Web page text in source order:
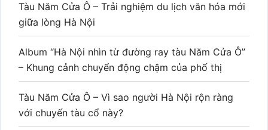
Tàu Năm Cửa Ô – Trải nghiệm du lịch văn hóa mới
giữa lòng Hà Nội
Album “Hà Nội nhìn từ đường ray tàu Năm Cửa Ô”
– Khung cảnh chuyển động chậm của phố thị
Tàu Năm Cửa Ô – Vì sao người Hà Nội rộn ràng
với chuyến tàu cổ này?